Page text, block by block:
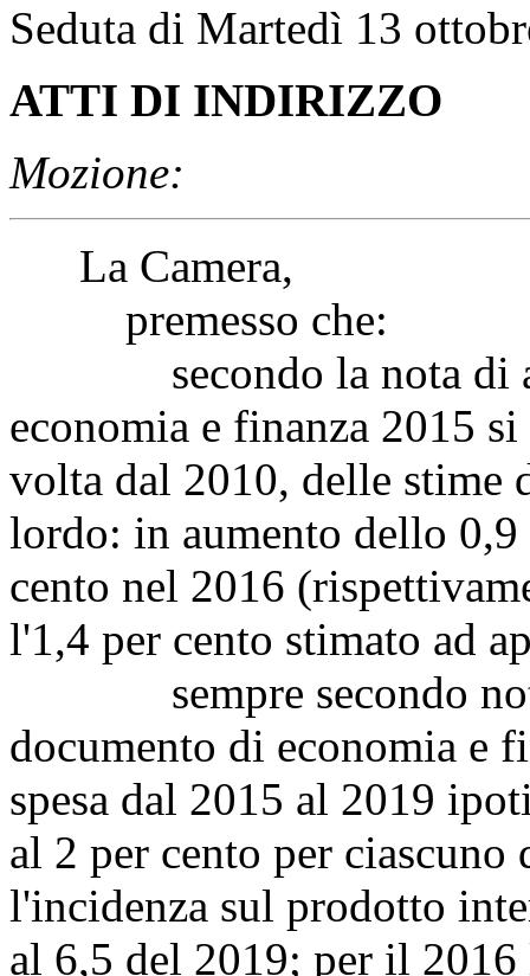
Seduta di Martedì 13
ATTI DI INDIRIZZO
Mozione:
La Camera,
premesso che:
secondo la nota di
economia e finanza 2015
volta dal 2010, delle stime
lordo: in aumento dello
cento nel 2016
l'1,4 per cento stimato ad
sempre secondo nota
documento di economia e
spesa dal 2015 al 2019
al 2 per cento per ciascuno
l'incidenza sul prodotto
al 6,5 del 2019; per il 2016